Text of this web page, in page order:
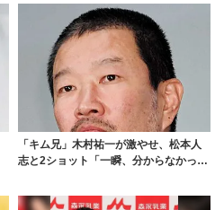
「キム兄」木村祐一が激やせ、松本人
志と2ショット「一瞬、分からなかった